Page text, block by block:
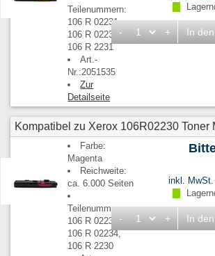
Teilenummern:
106 R 02231,
106 R 02235,
106 R 2231
Art.-
Nr.:2051535
Zur
Detailseite
- + In
Kompatibel zu Xerox 106R02230 Toner
Farbe:
Magenta
Reichweite:
ca. 6.000 Seiten
Teilenummern:
106 R 02230,
106 R 02234,
106 R 2230
inkl. MwSt.
- + In